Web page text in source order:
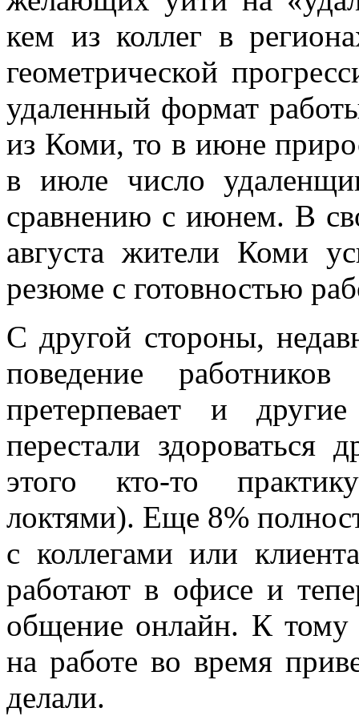
кем из коллег в
геометрической
удаленный формат
из Коми, то в июне
в июле число
сравнению с июнем. В
августа жители Коми
резюме с готовностью
С другой стороны,
поведение
претерпевает и
перестали здороваться
этого кто-то
локтями). Еще 8%
с коллегами или
работают в офисе и
общение онлайн. К тому
на работе во время
делали.